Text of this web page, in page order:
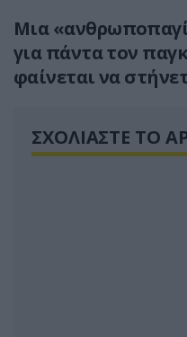
Μια
για πάντα τον
φαίνεται να
ΣΧΟΛΙΑΣΤΕ ΤΟ